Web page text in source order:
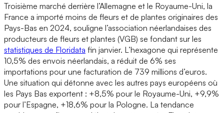
Troisième marché derrière l’Allemagne et le Royaume-Uni, la
France a importé moins de fleurs et de plantes originaires des
Pays-Bas en 2024, souligne l’association néerlandaises des
producteurs de fleurs et plantes (VGB) se fondant sur les
statistiques de Floridata fin janvier. L’hexagone qui représente
10,5% des envois néerlandais, a réduit de 6% ses
importations pour une facturation de 739 millions d’euros.
Une situation qui détonne avec les autres pays européens où
les Pays Bas exportent : +8,5% pour le Royaume-Uni, +9,9%
pour l’Espagne, +18,6% pour la Pologne. La tendance